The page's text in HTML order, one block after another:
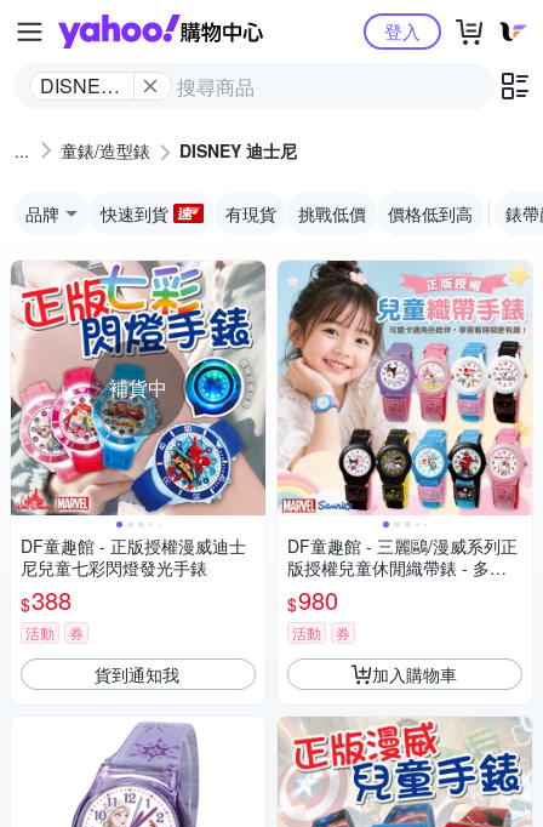
Yahoo購物中心
DISNEY
登入
童錶/造型錶 DISNEY 迪士尼
品牌 快速到貨 有現貨 挑戰低價 價格低到高 錶
補貨中
DF童趣館 - 正版授權漫威迪士
尼兒童七彩閃燈發光手錶
$388
活動 券
貨到通知我
DF童趣館 - 三麗鷗/漫威系列正
版授權兒童休閒織帶錶 - 多款
可選
$980
活動 券
加入購物車